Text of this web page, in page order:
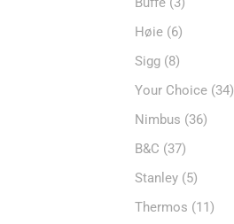
Høie (6)
Sigg (8)
Your Choice (34)
Nimbus (36)
B&C (37)
Stanley (5)
Thermos (11)